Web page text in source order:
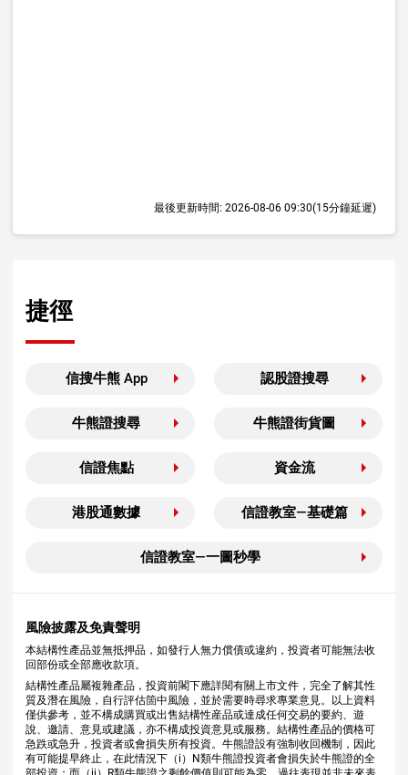
最後更新時間: 2026-08-06 09:30(15分鐘延遲)
捷徑
信搜牛熊 App 認股證搜尋
牛熊證搜尋 牛熊證街貨圖
信證焦點 資金流
港股通數據 信證教室—基礎篇
信證教室—一圖秒學
風險披露及免責聲明
本結構性產品並無抵押品，如發行人無力償債或違約，投資者可能無法收
回部份或全部應收款項。
結構性產品屬複雜產品，投資前閣下應詳閱有關上市文件，完全了解其性
質及潛在風險，自行評估箇中風險，並於需要時尋求專業意見。以上資料
僅供參考，並不構成購買或出售結構性産品或達成任何交易的要約、遊
說、邀請、意見或建議，亦不構成投資意見或服務。結構性產品的價格可
急跌或急升，投資者或會損失所有投資。牛熊證設有強制收回機制，因此
有可能提早終止，在此情況下（i）N類牛熊證投資者會損失於牛熊證的全